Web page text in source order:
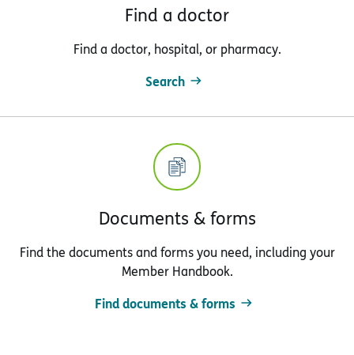
Find a doctor
Find a doctor, hospital, or pharmacy.
Search
Documents & forms
Find the documents and forms you need, including your
Member Handbook.
Find documents & forms